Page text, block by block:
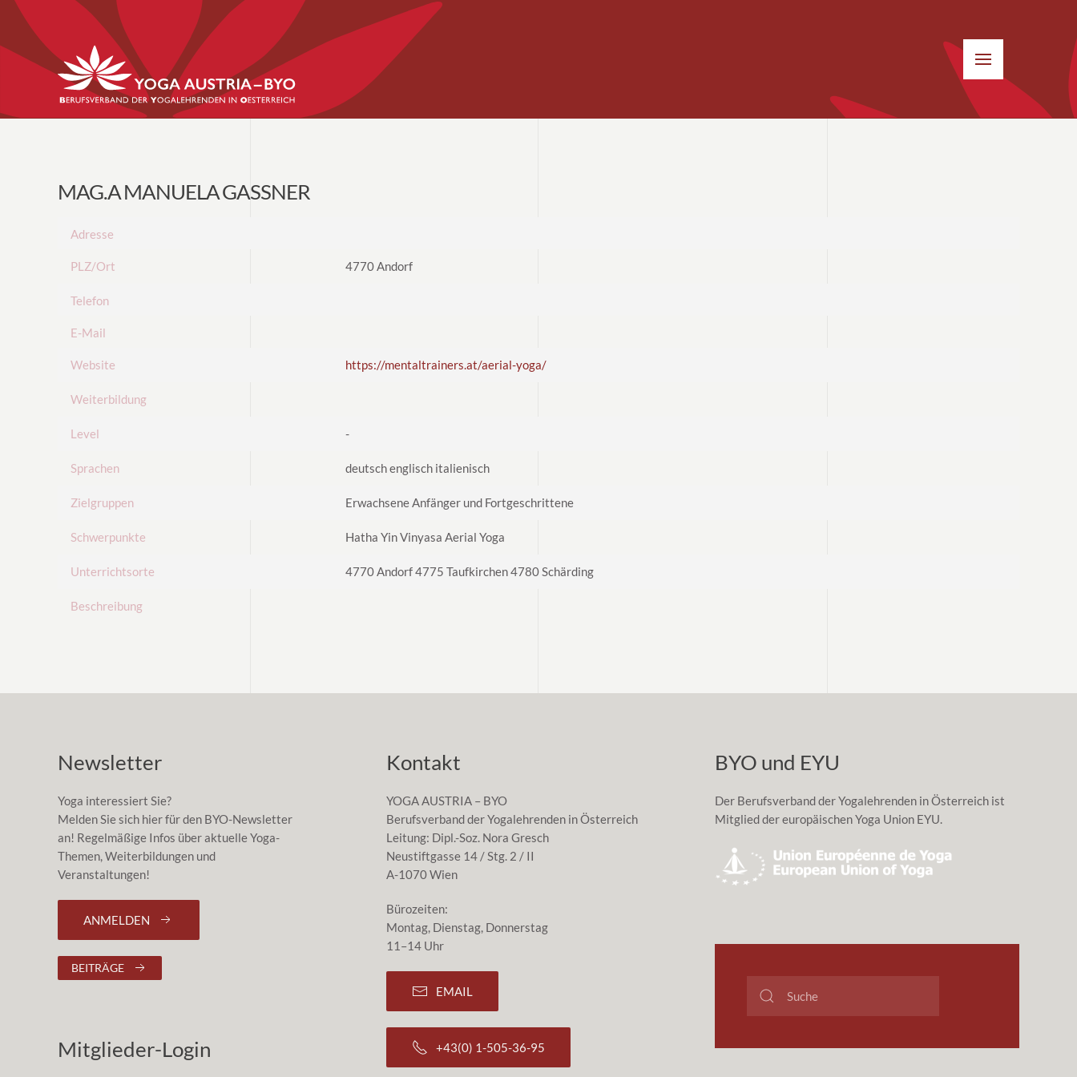
MAG.A MANUELA GASSNER
Adresse
PLZ/Ort 4770 Andorf
Telefon
E-Mail
Website https://mentaltrainers.at/aerial-yoga/
Weiterbildung
Level -
Sprachen deutsch englisch italienisch
Zielgruppen Erwachsene Anfänger und Fortgeschrittene
Schwerpunkte Hatha Yin Vinyasa Aerial Yoga
Unterrichtsorte 4770 Andorf 4775 Taufkirchen 4780 Schärding
Beschreibung
Newsletter
Yoga interessiert Sie?
Melden Sie sich hier für den BYO-Newsletter
an! Regelmäßige Infos über aktuelle Yoga-
Themen, Weiterbildungen und
Veranstaltungen!
ANMELDEN
BEITRÄGE
Mitglieder-Login
Kontakt
YOGA AUSTRIA – BYO
Berufsverband der Yogalehrenden in Österreich
Leitung: Dipl.-Soz. Nora Gresch
Neustiftgasse 14 / Stg. 2 / II
A-1070 Wien
Bürozeiten:
Montag, Dienstag, Donnerstag
11–14 Uhr
EMAIL
+43(0) 1-505-36-95
BYO und EYU
Der Berufsverband der Yogalehrenden in Österreich ist
Mitglied der europäischen Yoga Union EYU.